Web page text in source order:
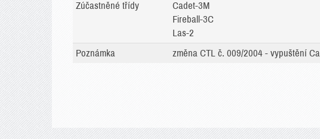
Zúčastněné třídy
Cadet-3M
Fireball-3C
Las-2
Poznámka
změna CTL č. 009/2004 - vypuštění